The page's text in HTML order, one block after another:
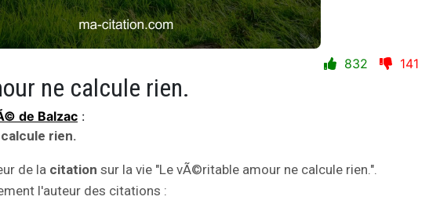
832 141
ne calcule rien.
de Balzac :
rien.
de la citation sur la vie "Le vÃ©ritable amour ne calcule rien.".
l'auteur des citations :